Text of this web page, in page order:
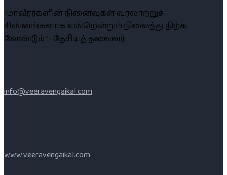
“மாவீரர்களின் நினைவுகள் வரலாற்றுச்
சின்னங்களாக என்றென்றும் நிலைத்து நிற்க
வேண்டும் ”- தேசியத் தலைவர்
info@veeravengaikal.com
www.veeravengaikal.com